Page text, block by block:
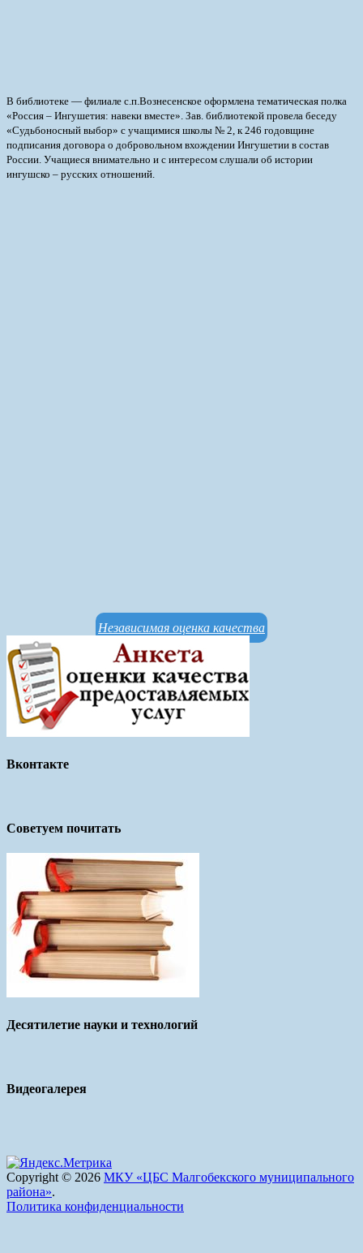
В библиотеке — филиале с.п.Вознесенское оформлена тематическая полка
«Россия – Ингушетия: навеки вместе». Зав. библиотекой провела беседу
«Судьбоносный выбор» с учащимися школы № 2, к 246 годовщине
подписания договора о добровольном вхождении Ингушетии в состав
России. Учащиеся внимательно и с интересом слушали об истории
ингушско – русских отношений.
Независимая оценка качества
Вконтакте
Советуем почитать
Десятилетие науки и технологий
Видеогалерея
Copyright © 2026 МКУ «ЦБС Малгобекского муниципального
района».
Политика конфиденциальности